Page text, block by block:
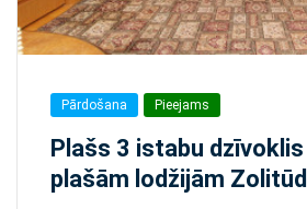
Pārdošana Pieejams
Plašs 3 istabu
plašām lodžijām